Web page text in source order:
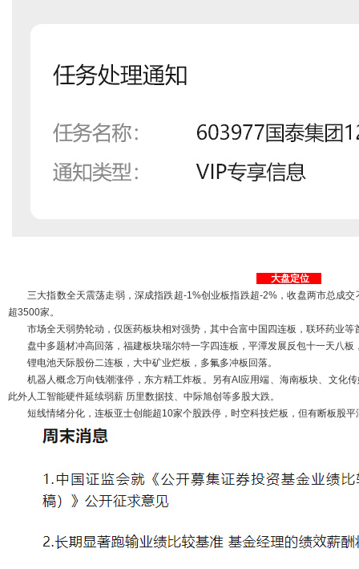
大盘定位
三大指数全天震荡走弱，深成指跌超-1%创业板指跌超-2%，收盘两市总成
超3500家。
市场全天弱势轮动，仅医药板块相对强势，其中合富中国四连板，联环药业
盘中多题材冲高回落，福建板块瑞尔特一字四连板，平潭发展反包十一天八板
锂电池天际股份二连板，大中矿业烂板，多氟多冲板回落。
机器人概念万向钱潮涨停，东方精工炸板。另有AI应用端、海南板块、文化
此外人工智能硬件延续弱薪 历里数据技、中际旭创等多股大跌。
短线情绪分化，连板亚士创能超10家个股跌停，时空科技烂板，但有断板股